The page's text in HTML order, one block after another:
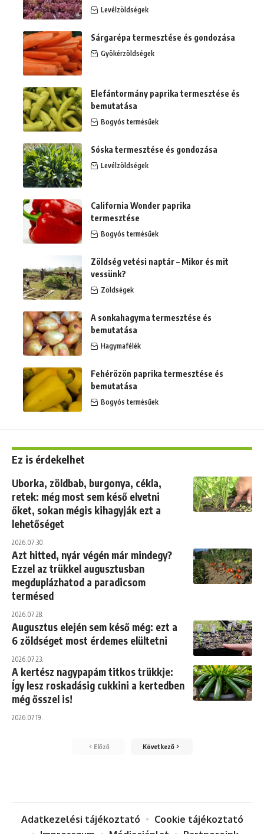
Levélzöldségek
Sárgarépa termesztése és gondozása
Gyökérzöldségek
Elefántormány paprika termesztése és
bemutatása
Bogyós termésűek
Sóska termesztése és gondozása
Levélzöldségek
California Wonder paprika
termesztése
Bogyós termésűek
Zöldség vetési naptár – Mikor és mit
vessünk?
Zöldségek
A sonkahagyma termesztése és
bemutatása
Hagymafélék
Fehérözön paprika termesztése és
bemutatása
Bogyós termésűek
Ez is érdekelhet
Uborka, zöldbab, burgonya, cékla,
retek: még most sem késő elvetni
őket, sokan mégis kihagyják ezt a
lehetőséget
2026.07.30.
Azt hitted, nyár végén már mindegy?
Ezzel az trükkel augusztusban
megduplázhatod a paradicsom
termésed
2026.07.28.
Augusztus elején sem késő még: ezt a
6 zöldséget most érdemes elültetni
2026.07.23.
A kertész nagypapám titkos trükkje:
Így lesz roskadásig cukkini a kertedben
még ősszel is!
2026.07.19.
Előző Következő
Adatkezelési tájékoztató
Cookie tájékoztató